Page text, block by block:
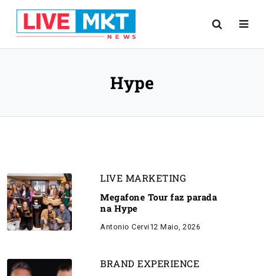
Hype
LIVE MARKETING
Megafone Tour faz parada
na Hype
Antonio Cervi 12 Maio, 2026
BRAND EXPERIENCE